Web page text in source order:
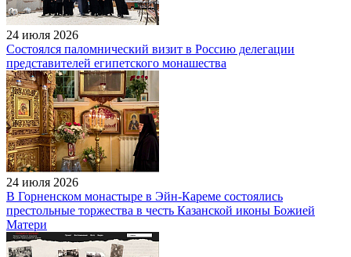
24 июля 2026
Состоялся паломнический визит в Россию делегации
представителей египетского монашества
24 июля 2026
В Горненском монастыре в Эйн-Кареме состоялись
престольные торжества в честь Казанской иконы Божией
Матери